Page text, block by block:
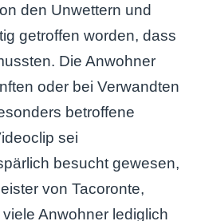
den Unwettern und
getroffen worden, dass
Die Anwohner
oder bei Verwandten
betroffene
sei
besucht gewesen,
von Tacoronte,
Anwohner lediglich